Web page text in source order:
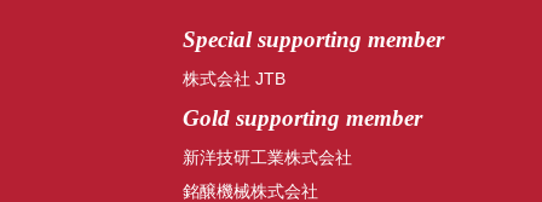
Specialsupporting member
株式会社 JTB
Gold supporting member
新洋技研工業株式会社
銘醸機械株式会社